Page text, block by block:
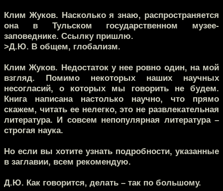
Клим Жуков. Насколько я знаю, распространяется
она в Тульском государственном музее-
заповеднике. Ссылку пришлю.
>Д.Ю. В общем, глобализм.
Клим Жуков. Недостаток у нее ровно один, на мой
взгляд. Помимо некоторых наших научных
несогласий, о которых мы говорить не будем.
Книга написана настолько научно, что прямо
скажем, читать ее нелегко, это не развлекательная
литература. И совсем непопулярная литература –
строгая наука.
Но если вы хотите узнать подробности, указанные
в заглавии, всем рекомендую.
Д.Ю. Как говорится, делать – так по большому.